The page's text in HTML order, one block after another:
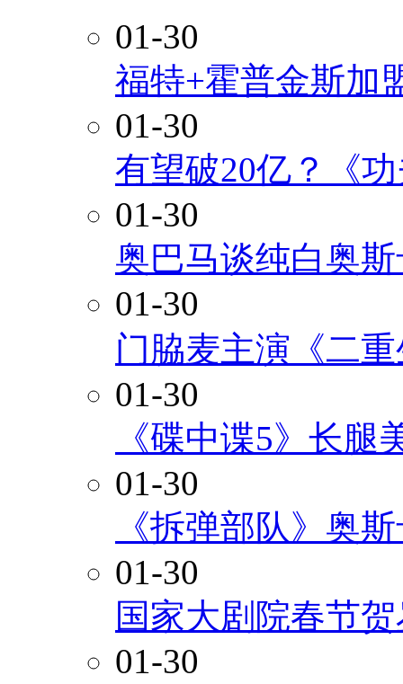
01-30
福特+霍普金斯加
01-30
有望破20亿？《
01-30
奥巴马谈纯白奥
01-30
门脇麦主演《二
01-30
《碟中谍5》长腿
01-30
《拆弹部队》奥
01-30
国家大剧院春节
01-30